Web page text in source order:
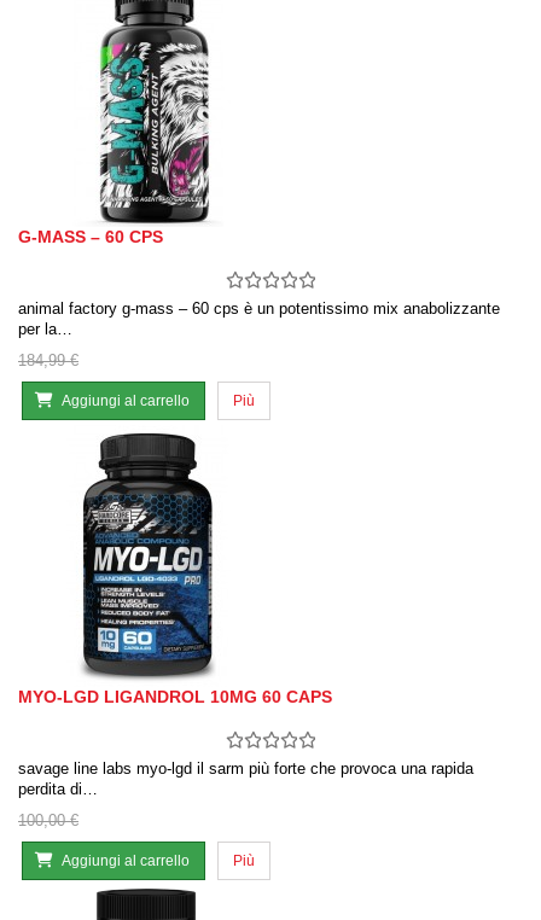
G-MASS – 60 CPS
animal factory g-mass – 60 cps è un potentissimo mix anabolizzante
per la…
184,99 €
Aggiungi al carrello Più
MYO-LGD LIGANDROL 10MG 60 CAPS
savage line labs myo-lgd il sarm più forte che provoca una rapida
perdita di…
100,00 €
Aggiungi al carrello Più